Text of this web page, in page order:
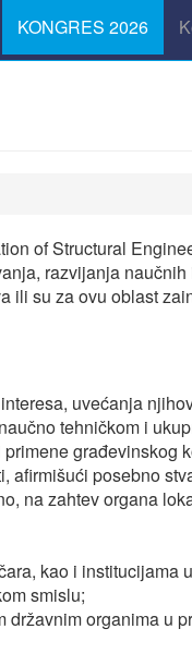
KONGRES 2026
of Structural
razvijanja
ili su za ovu oblast
uvećanja
tehničkom i
građevinskog
afirmišući posebno
na zahtev organa
kao i institucijama
smislu;
organima u